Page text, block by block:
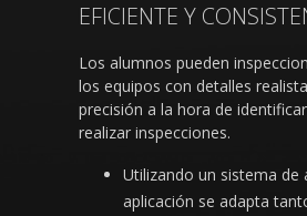
EFICIENTE Y
Los alumnos pueden
los equipos con detalles
precisión a la hora de
realizar inspecciones.
Utilizando un sistema de
aplicación se adapta
(detalle) Camión 789D